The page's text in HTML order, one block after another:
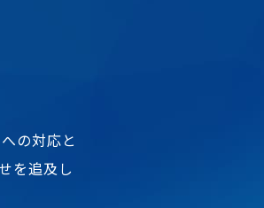
の対応と
を追及し